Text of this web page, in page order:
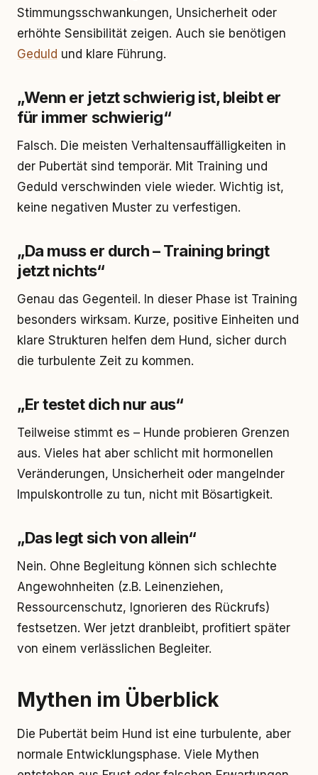
Stimmungsschwankungen, Unsicherheit oder
erhöhte Sensibilität zeigen. Auch sie benötigen
Geduld und klare Führung.
„Wenn er jetzt schwierig ist, bleibt er
für immer schwierig“
Falsch. Die meisten Verhaltensauffälligkeiten in
der Pubertät sind temporär. Mit Training und
Geduld verschwinden viele wieder. Wichtig ist,
keine negativen Muster zu verfestigen.
„Da muss er durch – Training bringt
jetzt nichts“
Genau das Gegenteil. In dieser Phase ist Training
besonders wirksam. Kurze, positive Einheiten und
klare Strukturen helfen dem Hund, sicher durch
die turbulente Zeit zu kommen.
„Er testet dich nur aus“
Teilweise stimmt es – Hunde probieren Grenzen
aus. Vieles hat aber schlicht mit hormonellen
Veränderungen, Unsicherheit oder mangelnder
Impulskontrolle zu tun, nicht mit Bösartigkeit.
„Das legt sich von allein“
Nein. Ohne Begleitung können sich schlechte
Angewohnheiten (z.B. Leinenziehen,
Ressourcenschutz, Ignorieren des Rückrufs)
festsetzen. Wer jetzt dranbleibt, profitiert später
von einem verlässlichen Begleiter.
Mythen im Überblick
Die Pubertät beim Hund ist eine turbulente, aber
normale Entwicklungsphase. Viele Mythen